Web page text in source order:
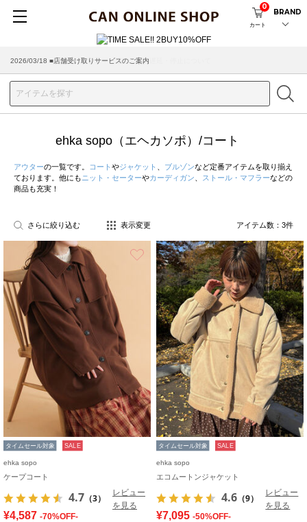
カート
0
BRAND
2026/03/18 ■店舗受け取りサービスのご案内
ehka sopo（エヘカソポ）/コート
アウターの一覧です。 コート やジャケット ブルゾンなど定番アイテムを取り揃え
ております。他にも ニット・セーターやカーディガン ストール・マフラーなどの
商品も充実！
さらに絞り込む 表示変更 アイテム数： 3件
お気に入り
タイムセール対象 SALE
ehka sopo
ケープコート
4.7 （3）
レビュー
を見る
¥4,587 -70%OFF-
タイムセール対象 SALE
ehka sopo
エコムートンジャケット
4.6 （9）
レビュー
を見る
¥7,095 -50%OFF-